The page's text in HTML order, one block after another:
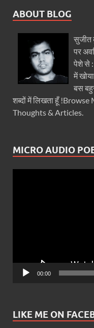
ABOUT BLOG
सुजीत
पर
पेशे से :
में
बस
शब्दों में लिखता हूँ
Thoughts & Articles.
MICRO AUDIO
00:00
LIKE ME ON